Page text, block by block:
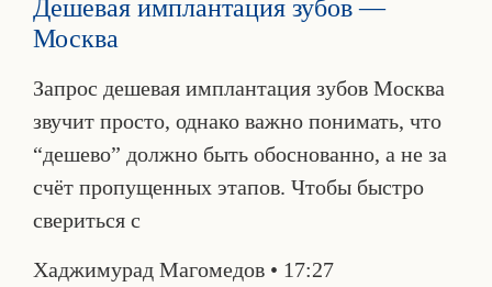
Дешевая имплантация зубов —
Москва
Запрос дешевая имплантация зубов Москва
звучит просто, однако важно понимать, что
“дешево” должно быть обоснованно, а не за
счёт пропущенных этапов. Чтобы быстро
свериться с
Хаджимурад Магомедов 17:27